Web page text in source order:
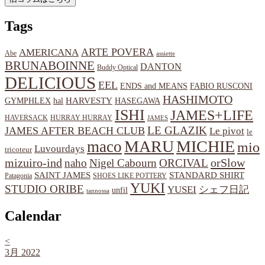
Tags
Abe AMERICANA ARTE POVERA assiette
BRUNABOINNE Buddy Optical DANTON
DELICIOUS EEL ENDS and MEANS FABIO RUSCONI
GYMPHLEX hal HARVESTY HASEGAWA HASHIMOTO
HAVERSACK HURRAY HURRAY ISHI JAMES JAMES+LIFE
JAMES AFTER BEACH CLUB LE GLAZIK Le pivot le
tricoteur Luvourdays macoMARUMICHIEmio
mizuiro-ind naho Nigel Cabourn ORCIVAL orSlow
Patagonia SAINT JAMES SHOES LIKE POTTERY STANDARD SHIRT
STUDIO ORIBE tannossa unfil YUKI YUSEI シェフ日記
Calendar
<
3月 2022